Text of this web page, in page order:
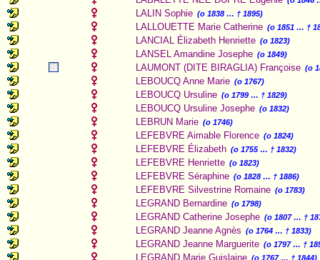
LALIN Sophie (o 1838 … † 1895)
LALLOUETTE Marie Catherine (o 1851 … †
LANCIAL Élizabeth Henriette (o 1823)
LANSEL Amandine Josephe (o 1849)
LAUMONT (DITE BIRAGLIA) Françoise (o
LEBOUCQ Anne Marie (o 1767)
LEBOUCQ Ursuline (o 1799 … † 1829)
LEBOUCQ Ursuline Josephe (o 1832)
LEBRUN Marie (o 1746)
LEFEBVRE Aimable Florence (o 1824)
LEFEBVRE Élizabeth (o 1755 … † 1832)
LEFEBVRE Henriette (o 1823)
LEFEBVRE Séraphine (o 1828 … † 1886)
LEFEBVRE Silvestrine Romaine (o 1783)
LEGRAND Bernardine (o 1798)
LEGRAND Catherine Josephe (o 1807 … †
LEGRAND Jeanne Agnès (o 1764 … † 1833)
LEGRAND Jeanne Marguerite (o 1797 … †
LEGRAND Marie Guislaine (o 1767 … † 1844)